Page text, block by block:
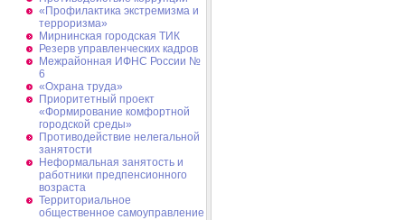
«Профилактика экстремизма и
терроризма»
Мирнинская городская ТИК
Резерв управленческих кадров
Межрайонная ИФНС России №
6
«Охрана труда»
Приоритетный проект
«Формирование комфортной
городской среды»
Противодействие нелегальной
занятости
Неформальная занятость и
работники предпенсионного
возраста
Территориальное
общественное самоуправление